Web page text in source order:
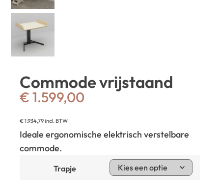
Commode vrijstaand
€ 1.599,00
€1.934,79incl. BTW
Ideale ergonomische elektrisch verstelbare
commode.
Trapje